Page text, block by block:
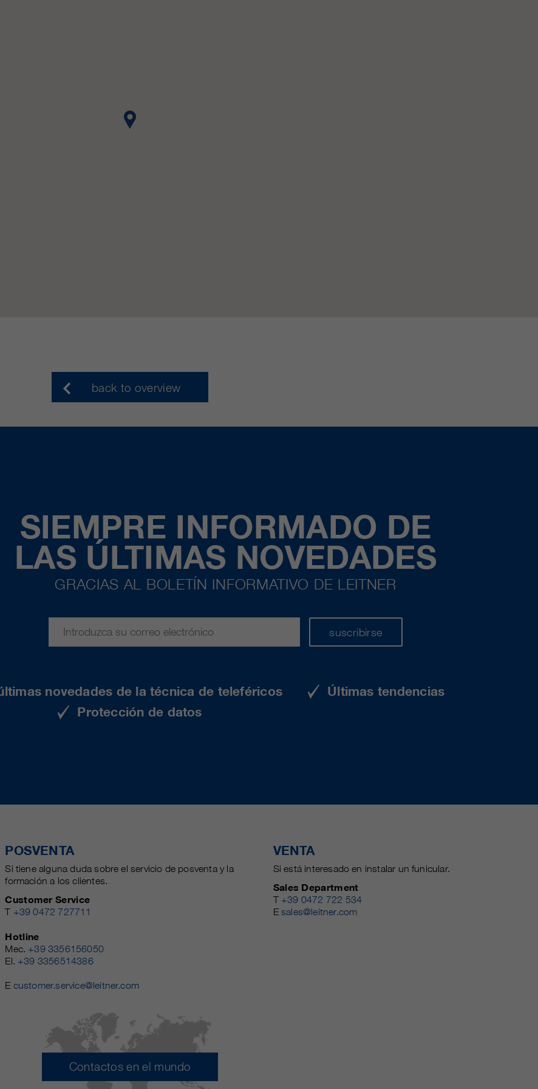
back to overview
SIEMPRE INFORMADO DE
LAS ÚLTIMAS NOVEDADES
GRACIAS AL BOLETÍN INFORMATIVO DE LEITNER
suscribirse
novedades de la técnica de teleféricos
Últimas tendencias
Protección de datos
POSVENTA
Si tiene alguna duda sobre el servicio de posventa y la
formación a los clientes.
Customer Service
T +39 0472 727711
Hotline
Mec. +39 3356156050
El. +39 3356514386
E customer.service@leitner.com
VENTA
Si está interesado en instalar un funicular.
Sales Department
T +39 0472 722 534
Esales@leitner.com
Contactos en el mundo